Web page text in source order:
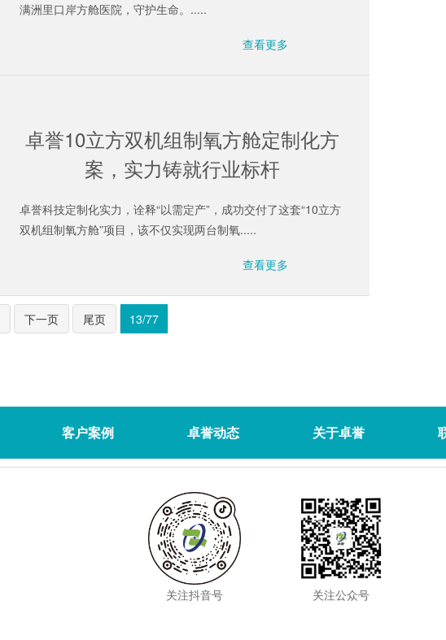
满洲里口岸方舱医院，守护生命。.....
查看更多
卓誉10立方双机组制氧方舱定制化方
案，实力铸就行业标杆
卓誉科技定制化实力，诠释“以需定产”，成功交付了这套“10立方
双机组制氧方舱”项目，该不仅实现两台制氧.....
查看更多
下一页 尾页 13/77
客户案例 卓誉动态 关于卓誉
关注抖音号 关注公众号